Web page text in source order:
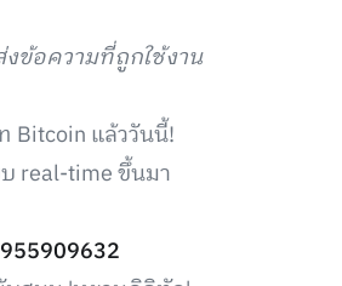
ข้อความที่ถูกใช้งาน
Bitcoin แล้ววันนี้!
real-time ขึ้นมา